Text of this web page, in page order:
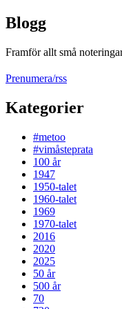
Blogg
Framför allt små
Prenumera/rss
Kategorier
#metoo
#vimåsteprata
100 år
1947
1950-talet
1960-talet
1969
1970-talet
2016
2020
2025
50 år
500 år
70